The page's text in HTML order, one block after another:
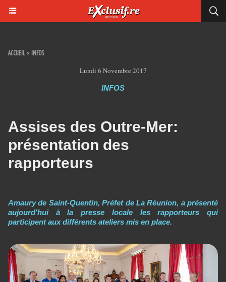
ACCUEIL > INFOS
Lundi 6 Novembre 2017
INFOS
Assises des Outre-Mer:
présentation des
rapporteurs
Amaury de Saint-Quentin, Préfet de La Réunion, a présenté
aujourd'hui à la presse locale les rapporteurs qui
participent aux différents ateliers mis en place.